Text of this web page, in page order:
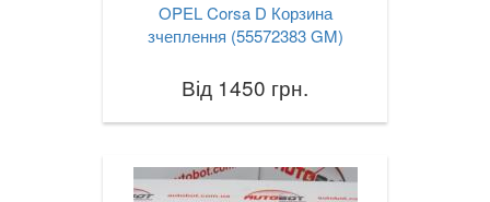
OPEL Corsa D Корзина
зчеплення (55572383 GM)
Від 1450 грн.